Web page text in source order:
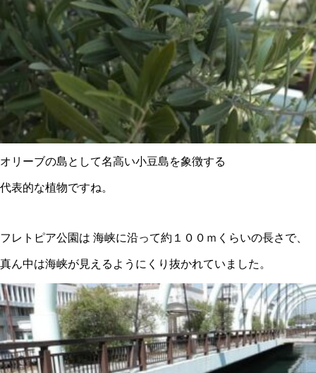
オリーブの島として名高い小豆島を象徴する
代表的な植物ですね。
フレトピア公園は 海峡に沿って約１００ｍくらいの長さで、
真ん中は海峡が見えるようにくり抜かれていました。